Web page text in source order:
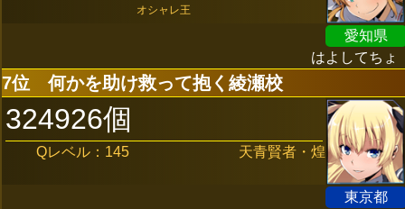
オシャレ王
愛知県
はよしてちょ
7位 何かを助け救って抱く綾瀬校
324926個
Qレベル：145 天青賢者・煌
東京都